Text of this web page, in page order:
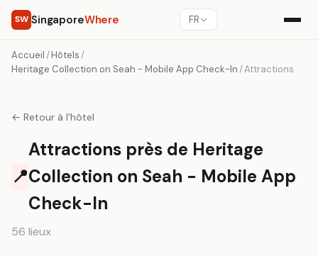
SW SingaporeWhere FR
Accueil /Hôtels /
Heritage Collection on Seah - Mobile App Check-In /Attractions
← Retour à l'hôtel
📍
Attractions près de Heritage
Collection on Seah - Mobile App
Check-In
56 lieux